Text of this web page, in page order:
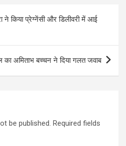
ने किया प्रेग्नेंसी और डिलीवरी में आई
अमिताभ बच्चन ने दिया गलत जवाब
be published. Required fields